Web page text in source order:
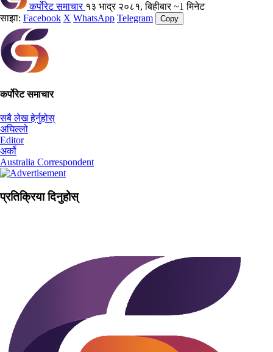
कर्पोरेट समाचार १३ भाद्र २०८१, बिहीबार ~1 मिनेट
साझा: Facebook X WhatsApp Telegram Copy
कर्पोरेट समाचार
सबै लेख हेर्नुहोस्
अघिल्लो
Editor
अर्को
Australia Correspondent
प्रतिक्रिया दिनुहोस्